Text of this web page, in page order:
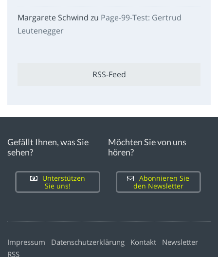
Margarete Schwind zu Page-99-Test: Gertrud
Leutenegger
RSS-Feed
Gefällt Ihnen, was Sie
sehen?
Unterstützen
Sie uns!
Möchten Sie von uns
hören?
Abonnieren Sie
den Newsletter
Impressum Datenschutzerklärung Kontakt
Newsletter
RSS